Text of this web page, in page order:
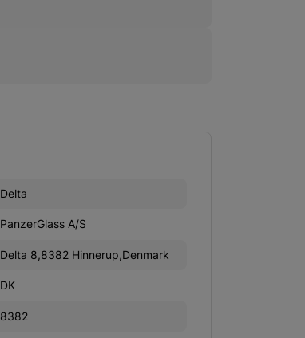
Delta
PanzerGlass A/S
Delta 8,8382 Hinnerup,Denmark
DK
8382